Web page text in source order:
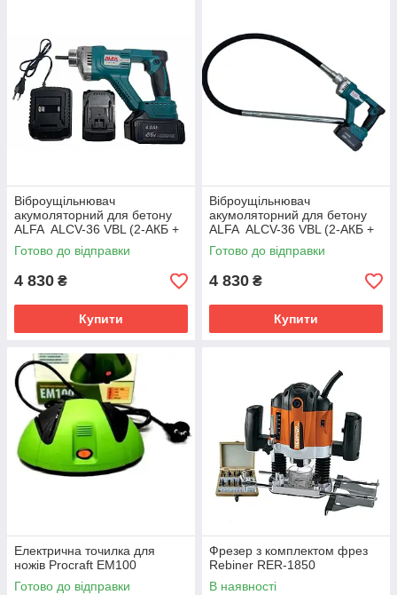
Віброущільнювач
акумоляторний для бетону
ALFA ALCV-36 VBL (2-АКБ +
ЗУ + 1,5 м Булова)
Готово до відправки
4 830 ₴
Купити
Віброущільнювач
акумоляторний для бетону
ALFA ALCV-36 VBL (2-АКБ +
ЗУ + 1,5 м Булава)
Готово до відправки
4 830 ₴
Купити
Електрична точилка для
ножів Procraft EM100
Готово до відправки
Фрезер з комплектом фрез
Rebiner RER-1850
В наявності